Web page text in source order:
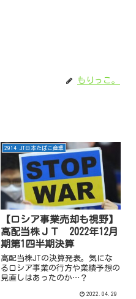
もりっこ。
2914 JT日本たばこ産業
【ロシア事業売却も視野】
高配当株ＪＴ 2022年12月
期第1四半期決算
高配当株JTの決算発表。気にな
るロシア事業の行方や業績予想の
見直しはあったのか…？
2022.04.29